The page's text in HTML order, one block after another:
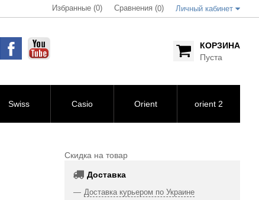
Избранные (0) Сравнения (0) Личный кабинет
КОРЗИНА
Пуста
Swiss Casio Orient orient 2
Скидка на товар
Доставка
Доставка курьером по Украине